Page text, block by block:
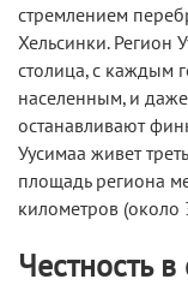
стремлением
Хельсинки. Регион
столица, с каждым
населенным, и
останавливают
Уусимаа живет
площадь региона
километров
Честность